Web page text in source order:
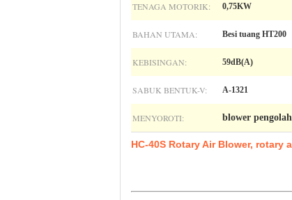
TENAGA MOTORIK: 0,75KW
BAHAN UTAMA: Besi tuang HT200
KEBISINGAN: 59dB(A)
SABUK BENTUK-V: A-1321
MENYOROTI: blower
HC-40S Rotary Air Blower, rotary